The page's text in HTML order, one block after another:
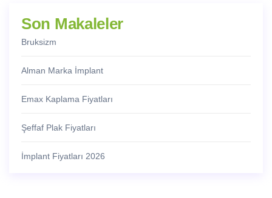
Son Makaleler
Bruksizm
Alman Marka İmplant
Emax Kaplama Fiyatları
Şeffaf Plak Fiyatları
İmplant Fiyatları 2026